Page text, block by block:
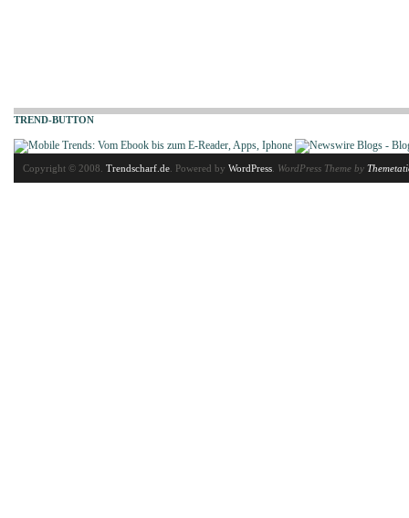
TREND-BUTTON
Copyright © 2008. Trendscharf.de . Powered by WordPress WordPress Theme by